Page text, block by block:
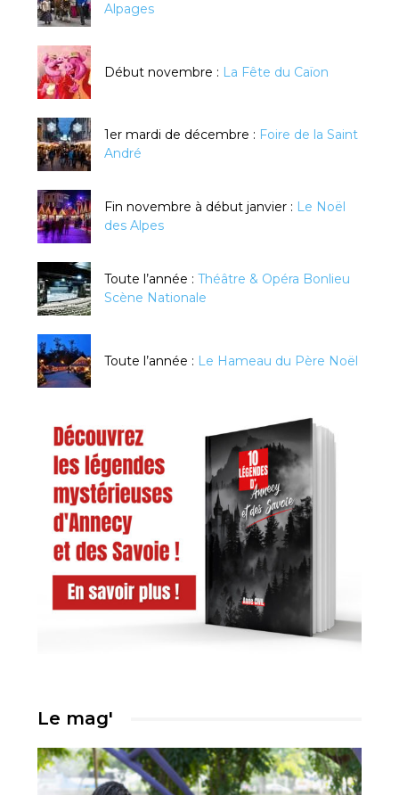
Alpages
Début novembre : La Fête du Caïon
1er mardi de décembre : Foire de la Saint
André
Fin novembre à début janvier : Le Noël
des Alpes
Toute l’année : Théâtre & Opéra Bonlieu
Scène Nationale
Toute l’année : Le Hameau du Père Noël
Le mag'